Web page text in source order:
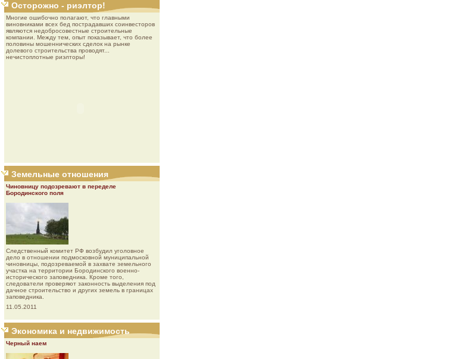
Осторожно - риэлтор!
Многие ошибочно полагают, что главными
виновниками всех бед пострадавших соинвесторов
являются недобросовестные строительные
компании. Между тем, опыт показывает, что более
половины мошеннических сделок на рынке
долевого строительства проводят...
нечистоплотные риэлторы!
Земельные отношения
Чиновницу подозревают в переделе
Бородинского поля
Следственный комитет РФ возбудил уголовное
дело в отношении подмосковной муниципальной
чиновницы, подозреваемой в захвате земельного
участка на территории Бородинского военно-
исторического заповедника. Кроме того,
следователи проверяют законность выделения под
дачное строительство и других земель в границах
заповедника.
11.05.2011
Экономика и недвижимость
Черный наем